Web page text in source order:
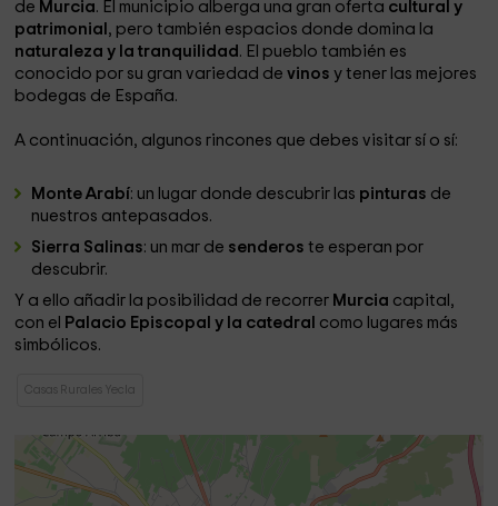
de Murcia. El municipio alberga una gran oferta cultural y
patrimonial , pero también espacios donde domina la
naturaleza y la tranquilidad . El pueblo también es
conocido por su gran variedad devinosy tener las mejores
bodegas de España.
A continuación, algunos rincones que debes visitar sí o sí:
Monte Arabí: un lugar donde descubrir las pinturas de
nuestros antepasados.
Sierra Salinas: un mar de senderoste esperan por
descubrir.
Y a ello añadir la posibilidad de recorrer Murcia capital,
con el
Palacio Episcopal y la catedral como lugares más
simbólicos.
Casas Rurales Yecla